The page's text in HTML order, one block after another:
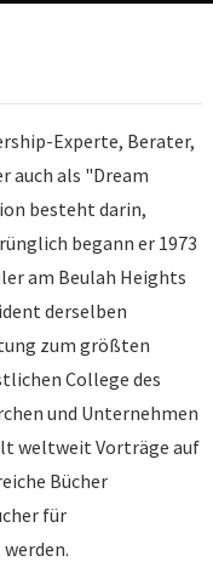
Experte, Berater,
auch als "Dream
besteht darin,
begann er 1973
am Beulah Heights
derselben
zum größten
College des
und Unternehmen
weltweit Vorträge auf
Bücher
für